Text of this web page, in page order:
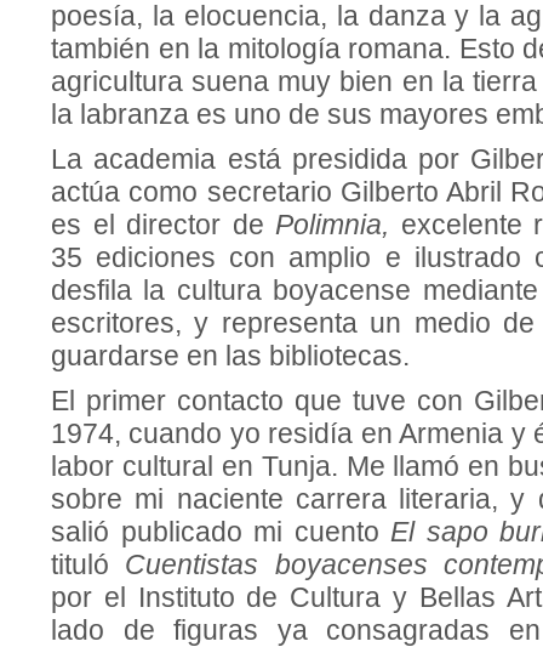
poesía, la elocuencia, la danza y la
también en la mitología romana. Esto
agricultura suena muy bien en la
la labranza es uno de sus mayores
La academia está presidida por
actúa como secretario Gilberto Abril
es el director de Polimnia, excelente
35 ediciones con amplio e ilustrado
desfila la cultura boyacense
escritores, y representa un medio
guardarse en las bibliotecas.
El primer contacto que tuve con
1974, cuando yo residía en Armenia y
labor cultural en Tunja. Me llamó en
sobre mi naciente carrera literaria, y
salió publicado mi cuento El sapo
tituló Cuentistas boyacenses
por el Instituto de Cultura y Bellas
lado de figuras ya consagradas